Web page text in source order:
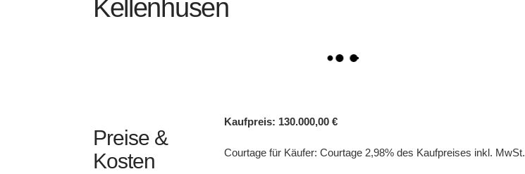
Kellenhusen
Preise &
Kosten
Kaufpreis: 130.000,00 €
Courtage für Käufer: Courtage 2,98% des Kaufpreises inkl. MwSt.